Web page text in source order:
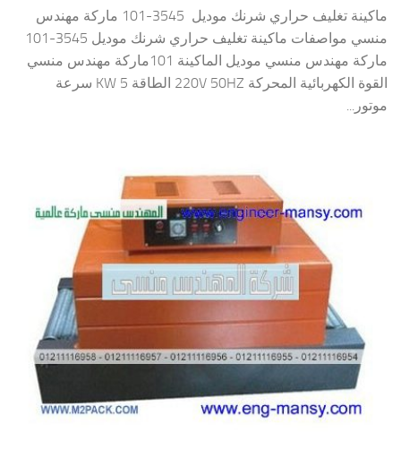
ماكينة تغليف حراري شرنك موديل 3545-101 ماركة مهندس
منسي مواصفات ماكينة تغليف حراري شرنك موديل 3545-101
ماركة مهندس منسي موديل الماكينة 101ماركة مهندس منسي
القوة الكهربائية المحركة 220V 50HZ الطاقة 5 KW سرعة
موتور...